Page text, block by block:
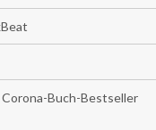
Corona-Buch-Bestseller